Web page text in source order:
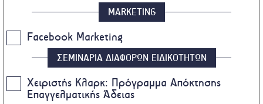
MARKETING
Facebook Marketing
ΣΕΜΙΝΑΡΙΑ ΔΙΑΦΟΡΩΝ ΕΙΔΙΚΟΤΗΤΩΝ
Χειριστής Κλαρκ: Πρόγραμμα Απόκτησης
Επαγγελματικής Άδειας